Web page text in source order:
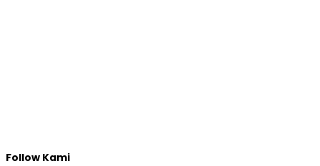
Follow Kami